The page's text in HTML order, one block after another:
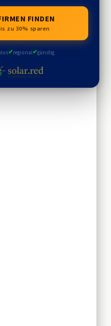
FINDEN
zu 30% sparen
✔regional✔günstig